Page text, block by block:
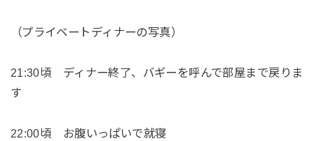
（プライベートディナーの写真）
21:30頃 ディナー終了、バギーを呼んで部屋まで戻りま
す
22:00頃 お腹いっぱいで就寝